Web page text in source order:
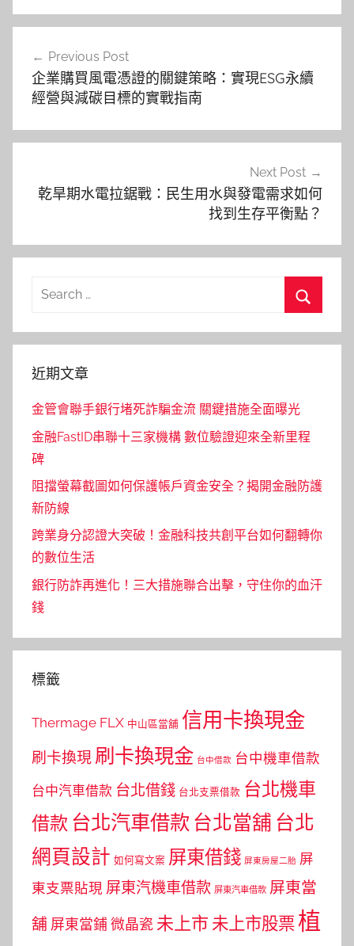
導
覽
Previous Post
企業購買風電憑證的關鍵策略：實現ESG永續
經營與減碳目標的實戰指南
Next Post
乾旱期水電拉鋸戰：民生用水與發電需求如何
找到生存平衡點？
Search
近期文章
金管會聯手銀行堵死詐騙金流 關鍵措施全面曝光
金融FastID串聯十三家機構 數位驗證迎來全新里程
碑
阻擋螢幕截圖如何保護帳戶資金安全？揭開金融防護
新防線
跨業身分認證大突破！金融科技共創平台如何翻轉你
的數位生活
銀行防詐再進化！三大措施聯合出擊，守住你的血汗
錢
標籤
Thermage FLX 中山區當舖 信用卡換現金
刷卡換現 刷卡換現金 台中借款 台中機車借款
台中汽車借款 台北借錢 台北支票借款 台北機車
借款 台北汽車借款 台北當舖 台北
網頁設計 如何寫文案 屏東借錢 屏東房屋二胎 屏
東支票貼現 屏東汽機車借款 屏東汽車借款 屏東當
舖 屏東當鋪 微晶瓷 未上市 未上市股票植